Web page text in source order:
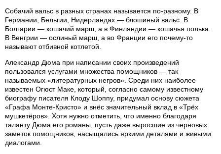
Собачий вальс в разных странах называется по-разному. В
Германии, Бельгии, Нидерландах — блошиный вальс. В
Болгарии — кошачий марш, а в Финляндии — кошачья полька.
В Венгрии — ослиный марш, а во Франции его почему-то
называют отбивной котлетой.
Александр Дюма при написании своих произведений
пользовался услугами множества помощников — так
называемых «литературных негров». Среди них наиболее
известен Огюст Маке, который, согласно самому известному
биографу писателя Клоду Шоппу, придумал основу сюжета
«Графа Монте-Кристо» и внёс значительный вклад в «Трёх
мушкетёров». Хотя нужно отметить, что именно благодаря
таланту Дюма его романы, пусть даже выросшие из черновых
заметок помощников, насыщались яркими деталями и живыми
диалогами.